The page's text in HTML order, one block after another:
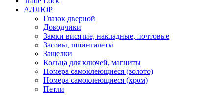
АЛЛЮР
Глазок дверной
Доводчики
Замки висячие, накладные, почтовые
Засовы, шпингалеты
Защелки
Кольца для ключей, магниты
Номера самоклеющиеся (золото)
Номера самоклеющиеся (хром)
Петли